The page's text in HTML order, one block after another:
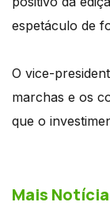
espetáculo de
O vice-
marchas e os
que o
Mais